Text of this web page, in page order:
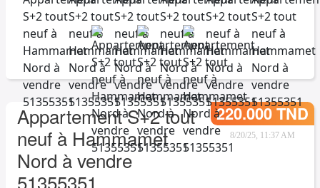
Appartement S+2 tout
neuf à Hammamet
Nord à vendre
51355351
220.000 TND
8/20/25, 11:37 AM